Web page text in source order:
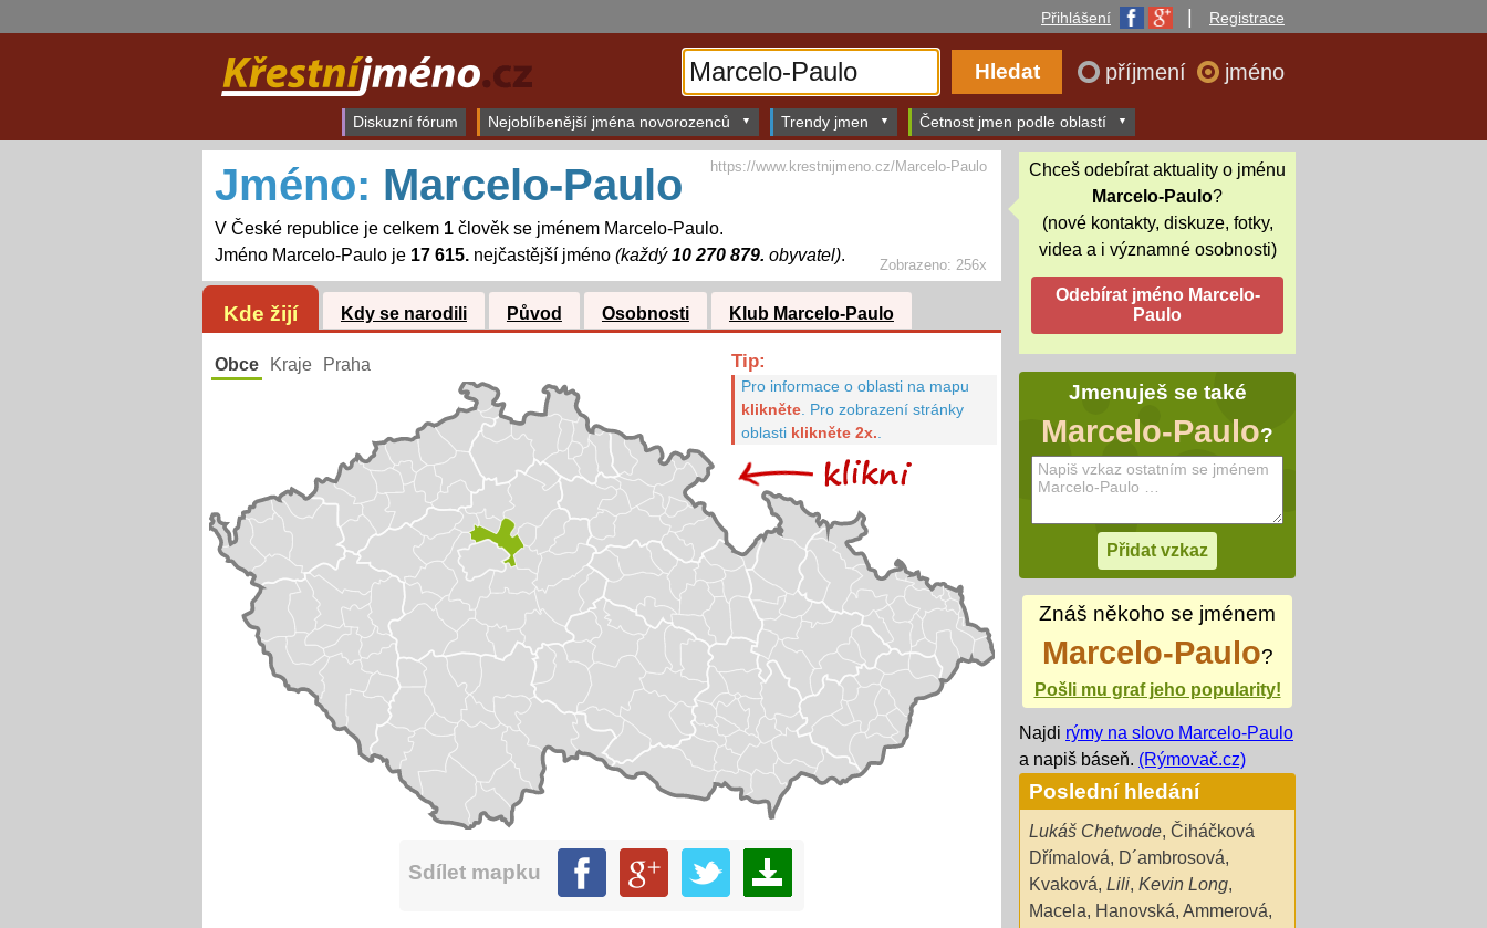
Přihlášení Registrace
příjmení jméno
Diskuzní fórum Nejoblíbenější jména novorozenců Trendy jmen Četnost jmen podle oblastí
Zobrazeno: 256x
Jméno: Marcelo-Paulo
V České republice je celkem 1člověk se jménem Marcelo-Paulo.
Jméno Marcelo-Paulo je 17 615.nejčastější jméno (každý10 270 879. obyvatel).
https://www.krestnijmeno.cz/Marcelo-Paulo
Kde žijí Kdy se narodili Původ Osobnosti Klub Marcelo-Paulo
Obce Kraje Praha Tip:
Pro informace o oblasti na mapu
klikněte. Pro zobrazení stránky
oblasti klikněte 2x.
Sdílet mapku
Chceš odebírat aktuality o jménu
Marcelo-Paulo?
(nové kontakty, diskuze, fotky,
videa a i významné osobnosti)
Jmenuješ se také
Marcelo-Paulo?
Znáš někoho se jménem
Marcelo-Paulo?
Pošli mu graf jeho popularity!
Najdi rýmy na slovo Marcelo-Paulo
a napiš báseň. (Rýmovač.cz)
Poslední hledání
Lukáš Chetwode, Čiháčková
Dřímalová, D´ambrosová,
Kvaková, Lili, Kevin Long,
Macela, Hanovská, Ammerová,